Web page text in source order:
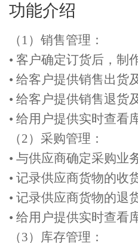
功能介绍
（1）销售管理：
• 客户确定订货后，制
• 给客户提供销售出货
• 给客户提供销售退货
• 给用户提供实时查看
（2）采购管理：
• 与供应商确定采购业
• 记录供应商货物的收
• 记录供应商货物的退
• 给用户提供实时查看
（3）库存管理：